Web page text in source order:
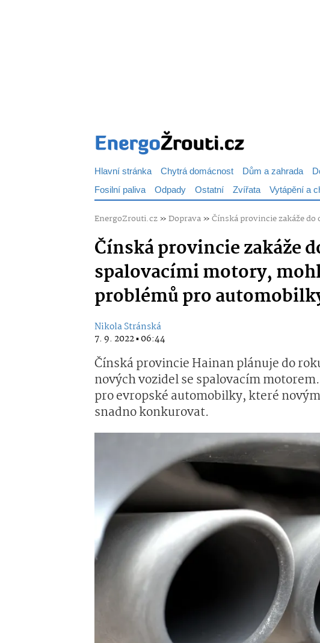
Hlavní stránka Chytrá domácnost Dům a zahrada
Fosilní paliva Odpady Ostatní Zvířata Vytápění a
EnergoZrouti.cz»Doprava»Čínská provincie zakáže
Čínská provincie zakáže
spalovacími motory,
problémů pro
Nikola Stránská
7. 9. 2022 ▪ 06:44
Čínská provincie Hainan plánuje do
nových vozidel se spalovacím
pro evropské automobilky, které
snadno konkurovat.